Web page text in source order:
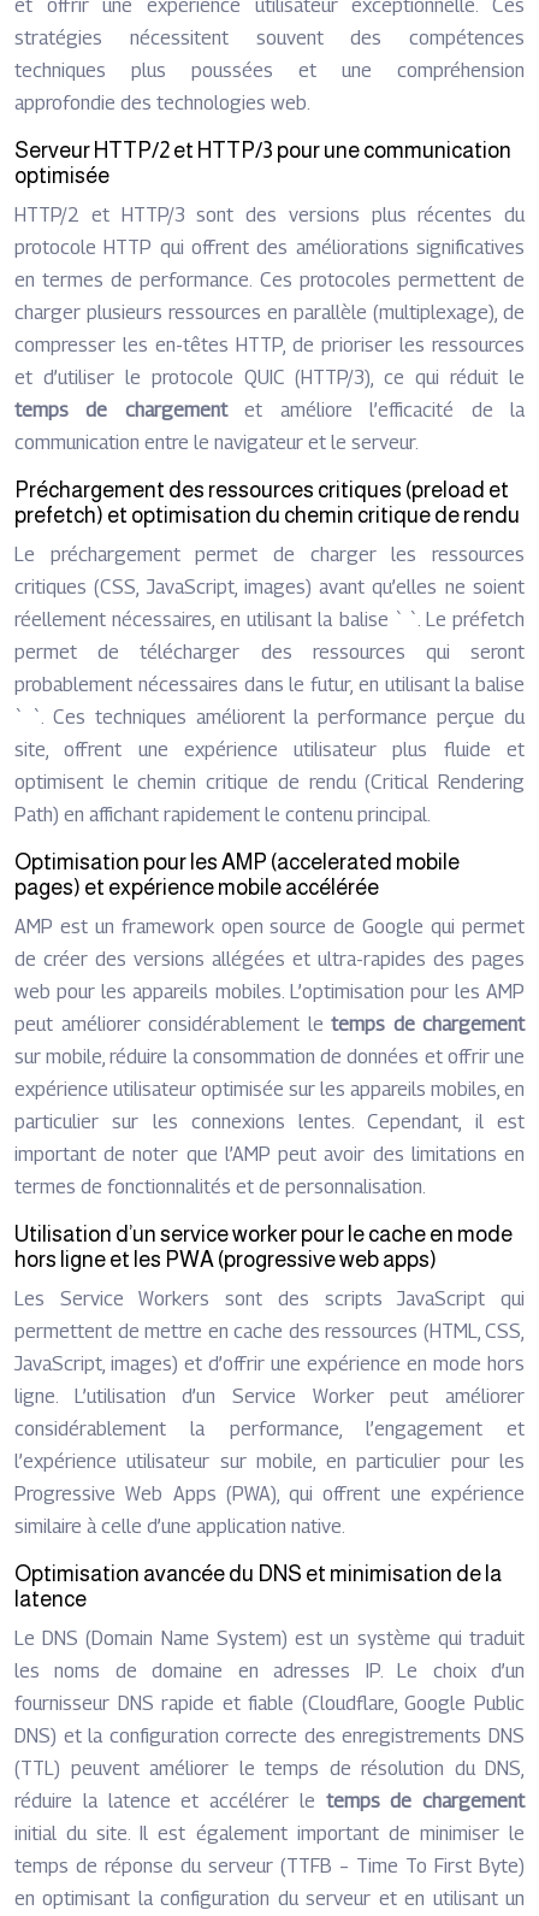
et offrir une expérience utilisateur exceptionnelle. Ces
stratégies nécessitent souvent des compétences
techniques plus poussées et une compréhension
approfondie des technologies web.
Serveur HTTP/2 et HTTP/3 pour une communication
optimisée
HTTP/2 et HTTP/3 sont des versions plus récentes du
protocole HTTP qui offrent des améliorations significatives
en termes de performance. Ces protocoles permettent de
charger plusieurs ressources en parallèle (multiplexage), de
compresser les en-têtes HTTP, de prioriser les ressources
et d’utiliser le protocole QUIC (HTTP/3), ce qui réduit le
temps de chargementet améliore l’efficacité de la
communication entre le navigateur et le serveur.
Préchargement des ressources critiques (preload et
prefetch) et optimisation du chemin critique de rendu
Le préchargement permet de charger les ressources
critiques (CSS, JavaScript, images) avant qu’elles ne soient
réellement nécessaires, en utilisant la balise ` `. Le préfetch
permet de télécharger des ressources qui seront
probablement nécessaires dans le futur, en utilisant la balise
` `. Ces techniques améliorent la performance perçue du
site, offrent une expérience utilisateur plus fluide et
optimisent le chemin critique de rendu (Critical Rendering
Path) en affichant rapidement le contenu principal.
Optimisation pour les AMP (accelerated mobile
pages) et expérience mobile accélérée
AMP est un framework open source de Google qui permet
de créer des versions allégées et ultra-rapides des pages
web pour les appareils mobiles. L’optimisation pour les AMP
peut améliorer considérablement le temps de chargement
sur mobile, réduire la consommation de données et offrir une
expérience utilisateur optimisée sur les appareils mobiles, en
particulier sur les connexions lentes. Cependant, il est
important de noter que l’AMP peut avoir des limitations en
termes de fonctionnalités et de personnalisation.
Utilisation d’un service worker pour le cache en mode
hors ligne et les PWA (progressive web apps)
Les Service Workers sont des scripts JavaScript qui
permettent de mettre en cache des ressources (HTML, CSS,
JavaScript, images) et d’offrir une expérience en mode hors
ligne. L’utilisation d’un Service Worker peut améliorer
considérablement la performance, l’engagement et
l’expérience utilisateur sur mobile, en particulier pour les
Progressive Web Apps (PWA), qui offrent une expérience
similaire à celle d’une application native.
Optimisation avancée du DNS et minimisation de la
latence
Le DNS (Domain Name System) est un système qui traduit
les noms de domaine en adresses IP. Le choix d’un
fournisseur DNS rapide et fiable (Cloudflare, Google Public
DNS) et la configuration correcte des enregistrements DNS
(TTL) peuvent améliorer le temps de résolution du DNS,
réduire la latence et accélérer le temps de chargement
initial du site. Il est également important de minimiser le
temps de réponse du serveur (TTFB – Time To First Byte)
en optimisant la configuration du serveur et en utilisant un